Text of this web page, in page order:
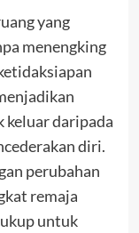
yang
menengking
keluar daripada
diri.
perubahan
remaja
untuk